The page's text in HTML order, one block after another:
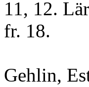
11, 12.
fr. 18.
Gehlin,